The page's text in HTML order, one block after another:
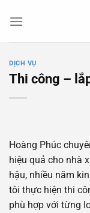
đến
DỊCH VỤ
Thi công –
Hoàng Phúc
hiệu quả cho nhà
hậu, nhiều năm
tôi thực hiện thi
phù hợp với từng